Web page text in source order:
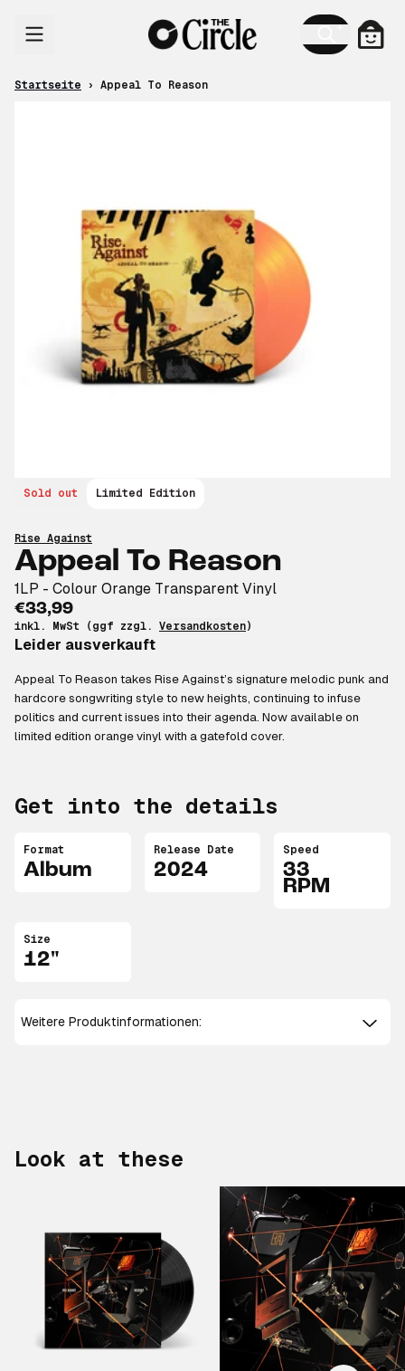
Startseite › Appeal To Reason
Rise Against
Appeal To Reason
1LP - Colour Orange Transparent Vinyl
€33,99
inkl. MwSt (ggf zzgl. Versandkosten)
Leider ausverkauft
Appeal To Reason takes Rise Against’s signature melodic punk and
hardcore songwriting style to new heights, continuing to infuse
politics and current issues into their agenda. Now available on
limited edition orange vinyl with a gatefold cover.
Get into the details
Format
Album
Release Date
2024
Speed
33
RPM
Size
12"
Sold out Limited Edition
Weitere Produktinformationen:
Look at these
Scroll right